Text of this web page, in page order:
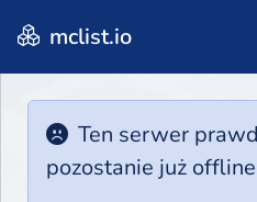
mclist.io
Ten serwer
pozostanie już offline